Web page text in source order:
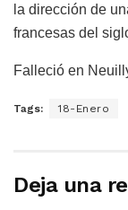
la dirección de
francesas del
Falleció en
Tags: 18-Enero
Deja una